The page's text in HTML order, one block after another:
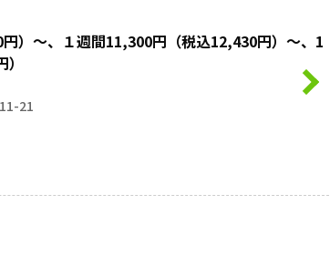
）～、１週間11,300円（税込12,430円）～、1
21